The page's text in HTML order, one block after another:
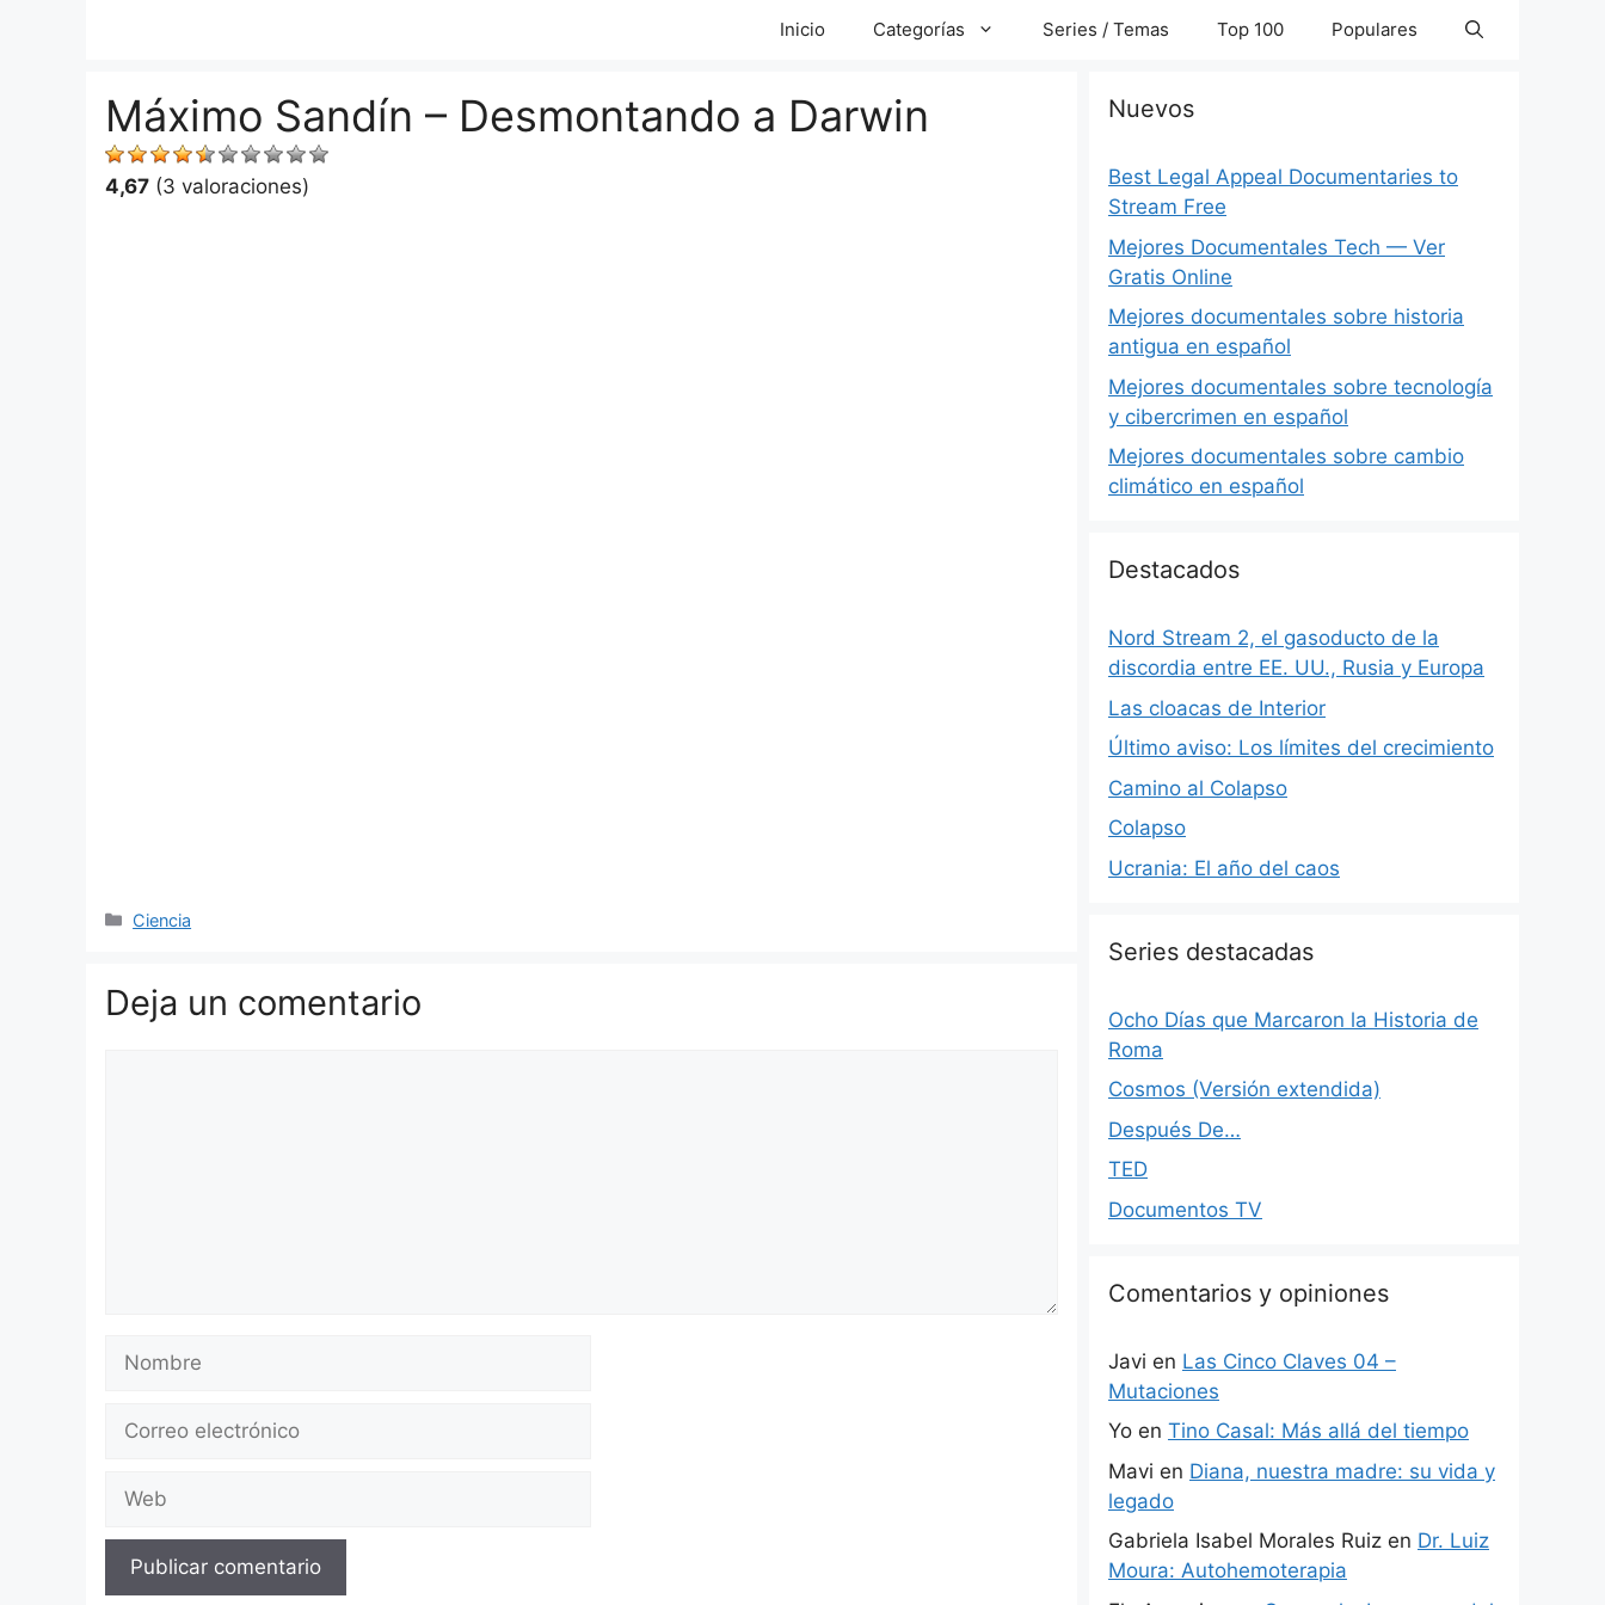
Inicio Categorías Series / Temas Top 100 Populares
Máximo Sandín – Desmontando a Darwin
4,67 (3 valoraciones)
Categorías
Ciencia
Deja un comentario
electrónico
Nuevos
Best Legal Appeal Documentaries to
Stream Free
Mejores Documentales Tech — Ver
Gratis Online
Mejores documentales sobre historia
antigua en español
Mejores documentales sobre tecnología
y cibercrimen en español
Mejores documentales sobre cambio
climático en español
Destacados
Nord Stream 2, el gasoducto de la
discordia entre EE. UU., Rusia y Europa
Las cloacas de Interior
Último aviso: Los límites del crecimiento
Camino al Colapso
Colapso
Ucrania: El año del caos
Series destacadas
Ocho Días que Marcaron la Historia de
Roma
Cosmos (Versión extendida)
Después De…
TED
Documentos TV
Comentarios y opiniones
Javi en Las Cinco Claves 04 –
Mutaciones
Yo en Tino Casal: Más allá del tiempo
Mavi en Diana, nuestra madre: su vida y
legado
Gabriela Isabel Morales Ruiz en Dr. Luiz
Moura: Autohemoterapia